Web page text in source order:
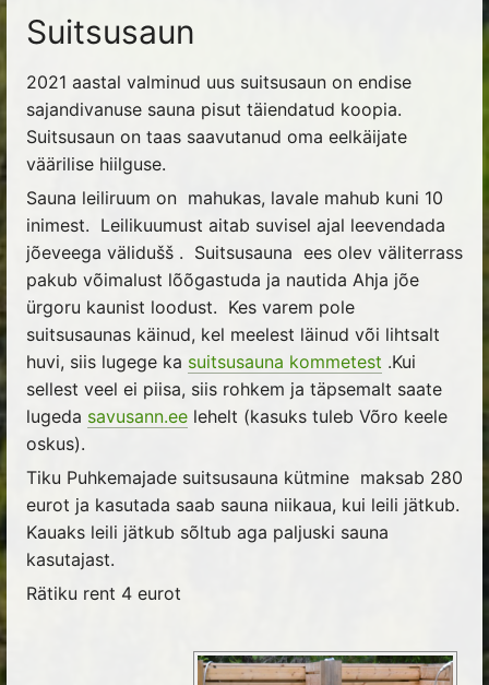
Suitsusaun
2021 aastal valminud uus suitsusaun on endise
sajandivanuse sauna pisut täiendatud koopia.
Suitsusaun on taas saavutanud oma eelkäijate
väärilise hiilguse.
Sauna leiliruum on mahukas, lavale mahub kuni 10
inimest. Leilikuumust aitab suvisel ajal leevendada
jõeveega välidušš . Suitsusauna ees olev väliterrass
pakub võimalust lõõgastuda ja nautida Ahja jõe
ürgoru kaunist loodust. Kes varem pole
suitsusaunas käinud, kel meelest läinud või lihtsalt
huvi, siis lugege ka suitsusauna kommetest .Kui
sellest veel ei piisa, siis rohkem ja täpsemalt saate
lugeda savusann.eelehelt (kasuks tuleb Võro keele
oskus).
Tiku Puhkemajade suitsusauna kütmine maksab 280
eurot ja kasutada saab sauna niikaua, kui leili jätkub.
Kauaks leili jätkub sõltub aga paljuski sauna
kasutajast.
Rätiku rent 4 eurot